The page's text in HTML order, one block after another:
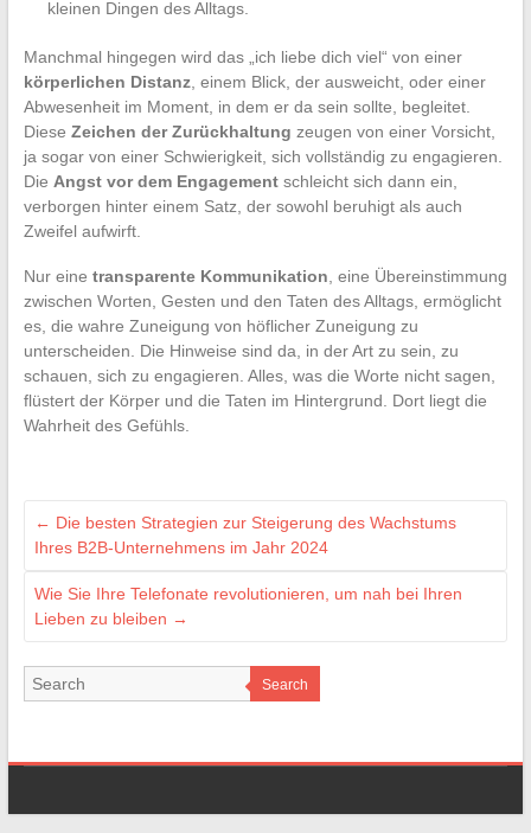
kleinen Dingen des Alltags.
Manchmal hingegen wird das „ich liebe dich viel“ von einer
körperlichen Distanz, einem Blick, der ausweicht, oder einer
Abwesenheit im Moment, in dem er da sein sollte, begleitet.
Diese Zeichen der Zurückhaltung zeugen von einer Vorsicht,
ja sogar von einer Schwierigkeit, sich vollständig zu engagieren.
Die Angst vor dem Engagementschleicht sich dann ein,
verborgen hinter einem Satz, der sowohl beruhigt als auch
Zweifel aufwirft.
Nur eine transparente Kommunikation , eine Übereinstimmung
zwischen Worten, Gesten und den Taten des Alltags, ermöglicht
es, die wahre Zuneigung von höflicher Zuneigung zu
unterscheiden. Die Hinweise sind da, in der Art zu sein, zu
schauen, sich zu engagieren. Alles, was die Worte nicht sagen,
flüstert der Körper und die Taten im Hintergrund. Dort liegt die
Wahrheit des Gefühls.
← Die besten Strategien zur Steigerung des Wachstums
Ihres B2B-Unternehmens im Jahr 2024
Wie Sie Ihre Telefonate revolutionieren, um nah bei Ihren
Lieben zu bleiben →
Search